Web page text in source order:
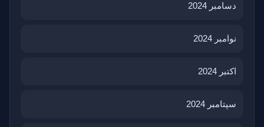
دسامبر 2024
نوامبر 2024
اکتبر 2024
سپتامبر 2024